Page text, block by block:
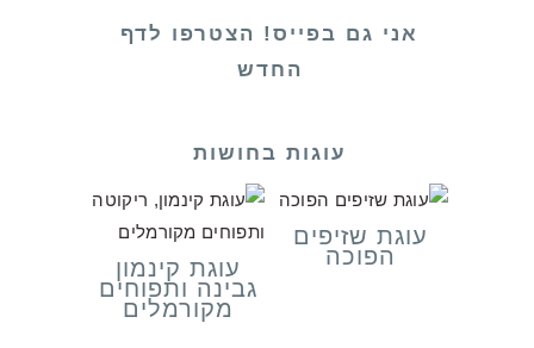
אני גם בפייס! הצטרפו לדף
החדש
עוגות בחושות
עוגת קינמון
גבינה ותפוחים
מקורמלים
עוגת שזיפים
הפוכה